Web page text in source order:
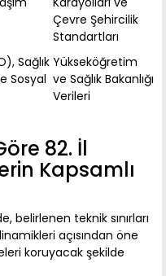
Çevre Şehircilik
Standartları
Sağlık
Sosyal
Yükseköğretim
ve Sağlık Bakanlığı
Verileri
82. İl
Kapsamlı
belirlenen teknik sınırları
açısından öne
koruyacak şekilde